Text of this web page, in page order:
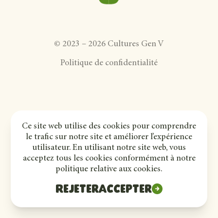
Ce site web utilise des cookies pour comprendre
le trafic sur notre site et améliorer l’expérience
utilisateur. En utilisant notre site web, vous
acceptez tous les cookies conformément à notre
politique relative aux cookies.
RejeterAccepter
© 2023 – 2026 Cultures Gen V
Politique de confidentialité